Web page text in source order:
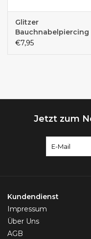
Glitzer
Bauchnabelpiercing
€7,95
Jetzt zum
Kundendienst
Impressum
Über Uns
AGB